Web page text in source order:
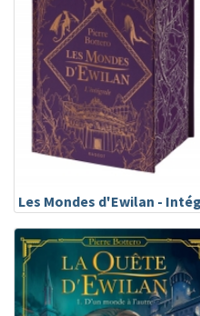
Les Mondes d'Ewilan -